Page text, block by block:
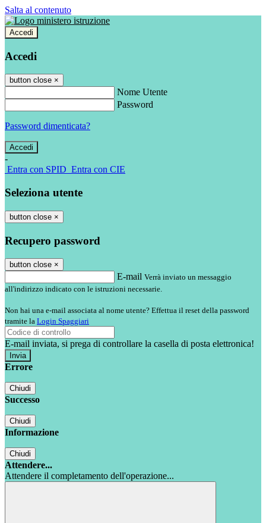
Salta al contenuto
Accedi
Accedi
button close ×
Nome Utente
Password
Password dimenticata?
-
Entra con SPID Entra con CIE
Seleziona utente
button close ×
Recupero password
button close ×
E-mail Verrà inviato un messaggio
all'indirizzo indicato con le istruzioni necessarie.
Non hai una e-mail associata al nome utente? Effettua il reset della password
tramite la Login Spaggiari
E-mail inviata, si prega di controllare la casella di posta elettronica!
Errore
Chiudi
Successo
Chiudi
Informazione
Chiudi
Attendere...
Attendere il completamento dell'operazione...